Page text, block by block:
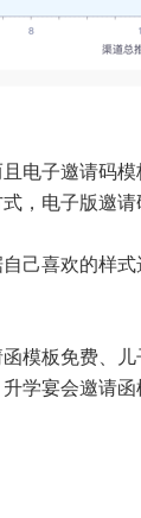
电子邀请码
，电子版邀请
己喜欢的样
模板免费、
学宴会邀请函